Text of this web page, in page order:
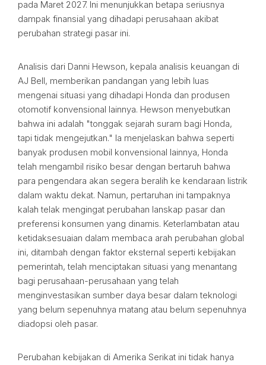
pada Maret 2027. Ini menunjukkan betapa seriusnya
dampak finansial yang dihadapi perusahaan akibat
perubahan strategi pasar ini.
Analisis dari Danni Hewson, kepala analisis keuangan di
AJ Bell, memberikan pandangan yang lebih luas
mengenai situasi yang dihadapi Honda dan produsen
otomotif konvensional lainnya. Hewson menyebutkan
bahwa ini adalah "tonggak sejarah suram bagi Honda,
tapi tidak mengejutkan." Ia menjelaskan bahwa seperti
banyak produsen mobil konvensional lainnya, Honda
telah mengambil risiko besar dengan bertaruh bahwa
para pengendara akan segera beralih ke kendaraan listrik
dalam waktu dekat. Namun, pertaruhan ini tampaknya
kalah telak mengingat perubahan lanskap pasar dan
preferensi konsumen yang dinamis. Keterlambatan atau
ketidaksesuaian dalam membaca arah perubahan global
ini, ditambah dengan faktor eksternal seperti kebijakan
pemerintah, telah menciptakan situasi yang menantang
bagi perusahaan-perusahaan yang telah
menginvestasikan sumber daya besar dalam teknologi
yang belum sepenuhnya matang atau belum sepenuhnya
diadopsi oleh pasar.
Perubahan kebijakan di Amerika Serikat ini tidak hanya